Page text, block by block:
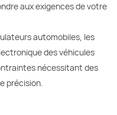
aux exigences de votre
automobiles, les
des véhicules
nécessitant des
précision.